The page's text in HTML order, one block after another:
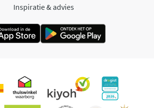
Inspiratie & advies